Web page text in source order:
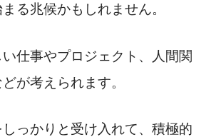
る兆候かもしれません。
仕事やプロジェクト、人間関
が考えられます。
っかりと受け入れて、積極的